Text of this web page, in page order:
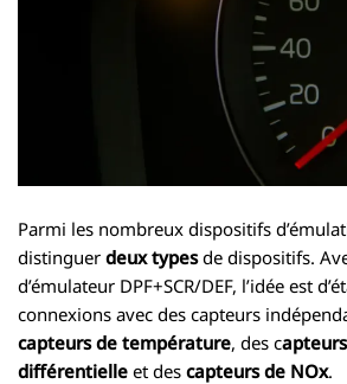
Parmi les nombreux dispositifs
distinguer deux typesde dispositifs.
d’émulateur DPF+SCR/DEF, l’idée est
connexions avec des capteurs
capteurs de température, des c
différentielle et des capteurs de NOx.